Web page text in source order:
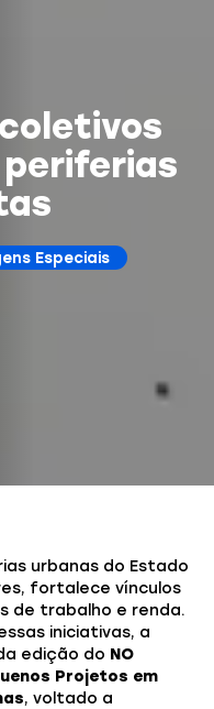
Especiais
urbanas do Estado
fortalece vínculos
de trabalho e renda.
iniciativas, a
edição do NO
Projetos em
, voltado a